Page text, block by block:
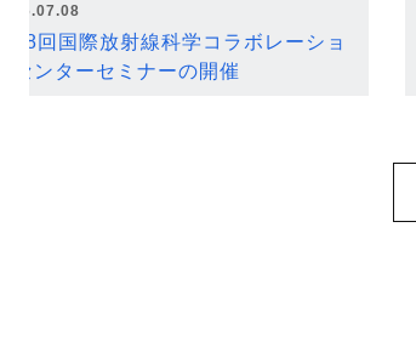
2026.07.08
第18回国際放射線科学コラボレーショ
ンセンターセミナーの開催